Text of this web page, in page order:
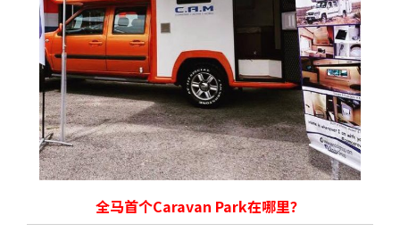
全马首个Caravan Park在哪里？